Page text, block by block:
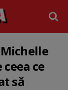
ce
să